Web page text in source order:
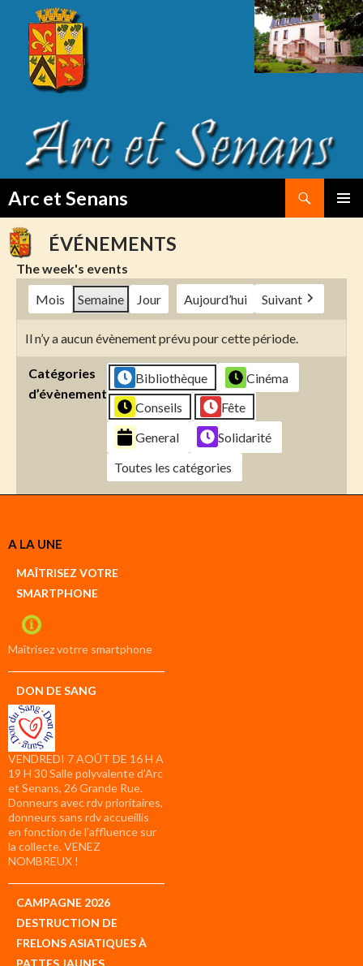
Arc et Senans
TO
CONTENTÉVÉNEMENTS
The week's events
Mois
Semaine Jour Aujourd’hui Suivant
Il n’y a aucun évènement prévu pour cette période.
Catégories
d’évènement
Bibliothèque
Cinéma
Conseils
Fête
General
Solidarité
Toutes les catégories
Créer
compte
compte
A LA UNE
MAÎTRISEZ VOTRE
SMARTPHONE
Maîtrisez votrre smartphone
DON DE SANG
VENDREDI 7 AOÛT DE 16 H A
19 H 30 Salle polyvalente d’Arc
et Senans, 26 Grande Rue.
Donneurs avec rdv prioritaires,
donneurs sans rdv accueillis
en fonction de l’affluence sur
la collecte. VENEZ
NOMBREUX !
CAMPAGNE 2026
DESTRUCTION DE
FRELONS ASIATIQUES À